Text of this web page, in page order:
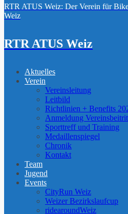
RTR ATUS Weiz: Der Verein für
Weiz
RTR ATUS Weiz
Aktuelles
Verein
Vereinsleitung
Leitbild
Richtlinien + Benefits
Anmeldung
Sporttreff und Training
Medaillenspiegel
Chronik
Kontakt
Team
Jugend
Events
CityRun Weiz
Weizer Bezirkslaufcup
ridearoundWeiz